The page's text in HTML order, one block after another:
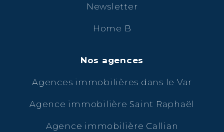
Newsletter
Home B
Nos agences
Agences immobilières dans le Var
Agence immobilière Saint Raphaël
Agence immobilière Callian